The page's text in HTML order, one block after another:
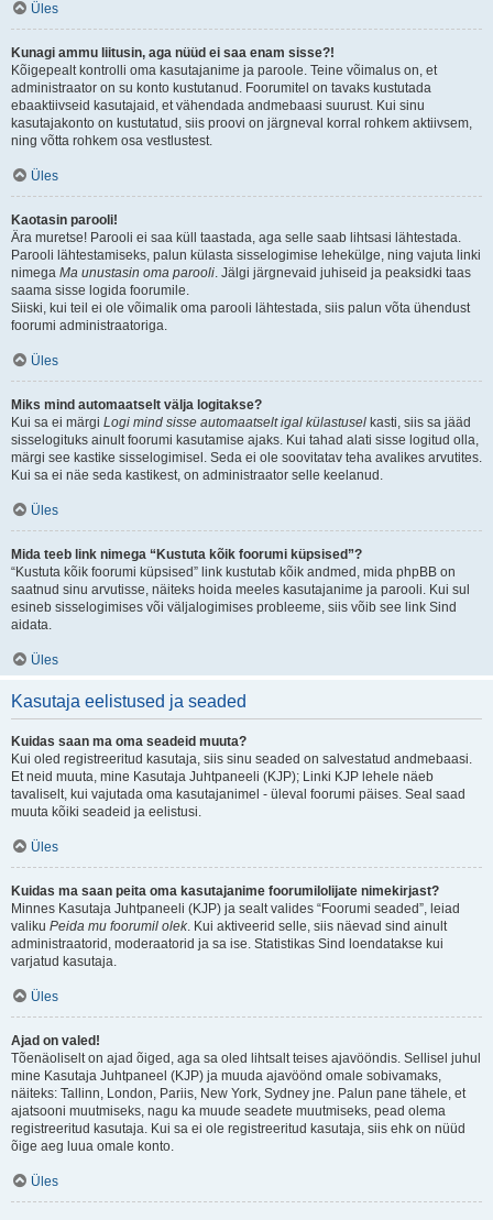
Üles
Kunagi ammu liitusin, aga nüüd ei saa enam sisse?!
Kõigepealt kontrolli oma kasutajanime ja paroole. Teine võimalus on, et
administraator on su konto kustutanud. Foorumitel on tavaks kustutada
ebaaktiivseid kasutajaid, et vähendada andmebaasi suurust. Kui sinu
kasutajakonto on kustutatud, siis proovi on järgneval korral rohkem aktiivsem,
ning võtta rohkem osa vestlustest.
Üles
Kaotasin parooli!
Ära muretse! Parooli ei saa küll taastada, aga selle saab lihtsasi lähtestada.
Parooli lähtestamiseks, palun külasta sisselogimise lehekülge, ning vajuta linki
nimega Ma unustasin oma parooli. Jälgi järgnevaid juhiseid ja peaksidki taas
saama sisse logida foorumile.
Siiski, kui teil ei ole võimalik oma parooli lähtestada, siis palun võta ühendust
foorumi administraatoriga.
Üles
Miks mind automaatselt välja logitakse?
Kui sa ei märgi Logi mind sisse automaatselt igal külastusel kasti, siis sa jääd
sisselogituks ainult foorumi kasutamise ajaks. Kui tahad alati sisse logitud olla,
märgi see kastike sisselogimisel. Seda ei ole soovitatav teha avalikes arvutites.
Kui sa ei näe seda kastikest, on administraator selle keelanud.
Üles
Mida teeb link nimega “Kustuta kõik foorumi küpsised”?
“Kustuta kõik foorumi küpsised” link kustutab kõik andmed, mida phpBB on
saatnud sinu arvutisse, näiteks hoida meeles kasutajanime ja parooli. Kui sul
esineb sisselogimises või väljalogimises probleeme, siis võib see link Sind
aidata.
Üles
Kasutaja eelistused ja seaded
Kuidas saan ma oma seadeid muuta?
Kui oled registreeritud kasutaja, siis sinu seaded on salvestatud andmebaasi.
Et neid muuta, mine Kasutaja Juhtpaneeli (KJP); Linki KJP lehele näeb
tavaliselt, kui vajutada oma kasutajanimel - üleval foorumi päises. Seal saad
muuta kõiki seadeid ja eelistusi.
Üles
Kuidas ma saan peita oma kasutajanime foorumilolijate nimekirjast?
Minnes Kasutaja Juhtpaneeli (KJP) ja sealt valides “Foorumi seaded”, leiad
valiku Peida mu foorumil olek. Kui aktiveerid selle, siis näevad sind ainult
administraatorid, moderaatorid ja sa ise. Statistikas Sind loendatakse kui
varjatud kasutaja.
Üles
Ajad on valed!
Tõenäoliselt on ajad õiged, aga sa oled lihtsalt teises ajavööndis. Sellisel juhul
mine Kasutaja Juhtpaneel (KJP) ja muuda ajavöönd omale sobivamaks,
näiteks: Tallinn, London, Pariis, New York, Sydney jne. Palun pane tähele, et
ajatsooni muutmiseks, nagu ka muude seadete muutmiseks, pead olema
registreeritud kasutaja. Kui sa ei ole registreeritud kasutaja, siis ehk on nüüd
õige aeg luua omale konto.
Üles